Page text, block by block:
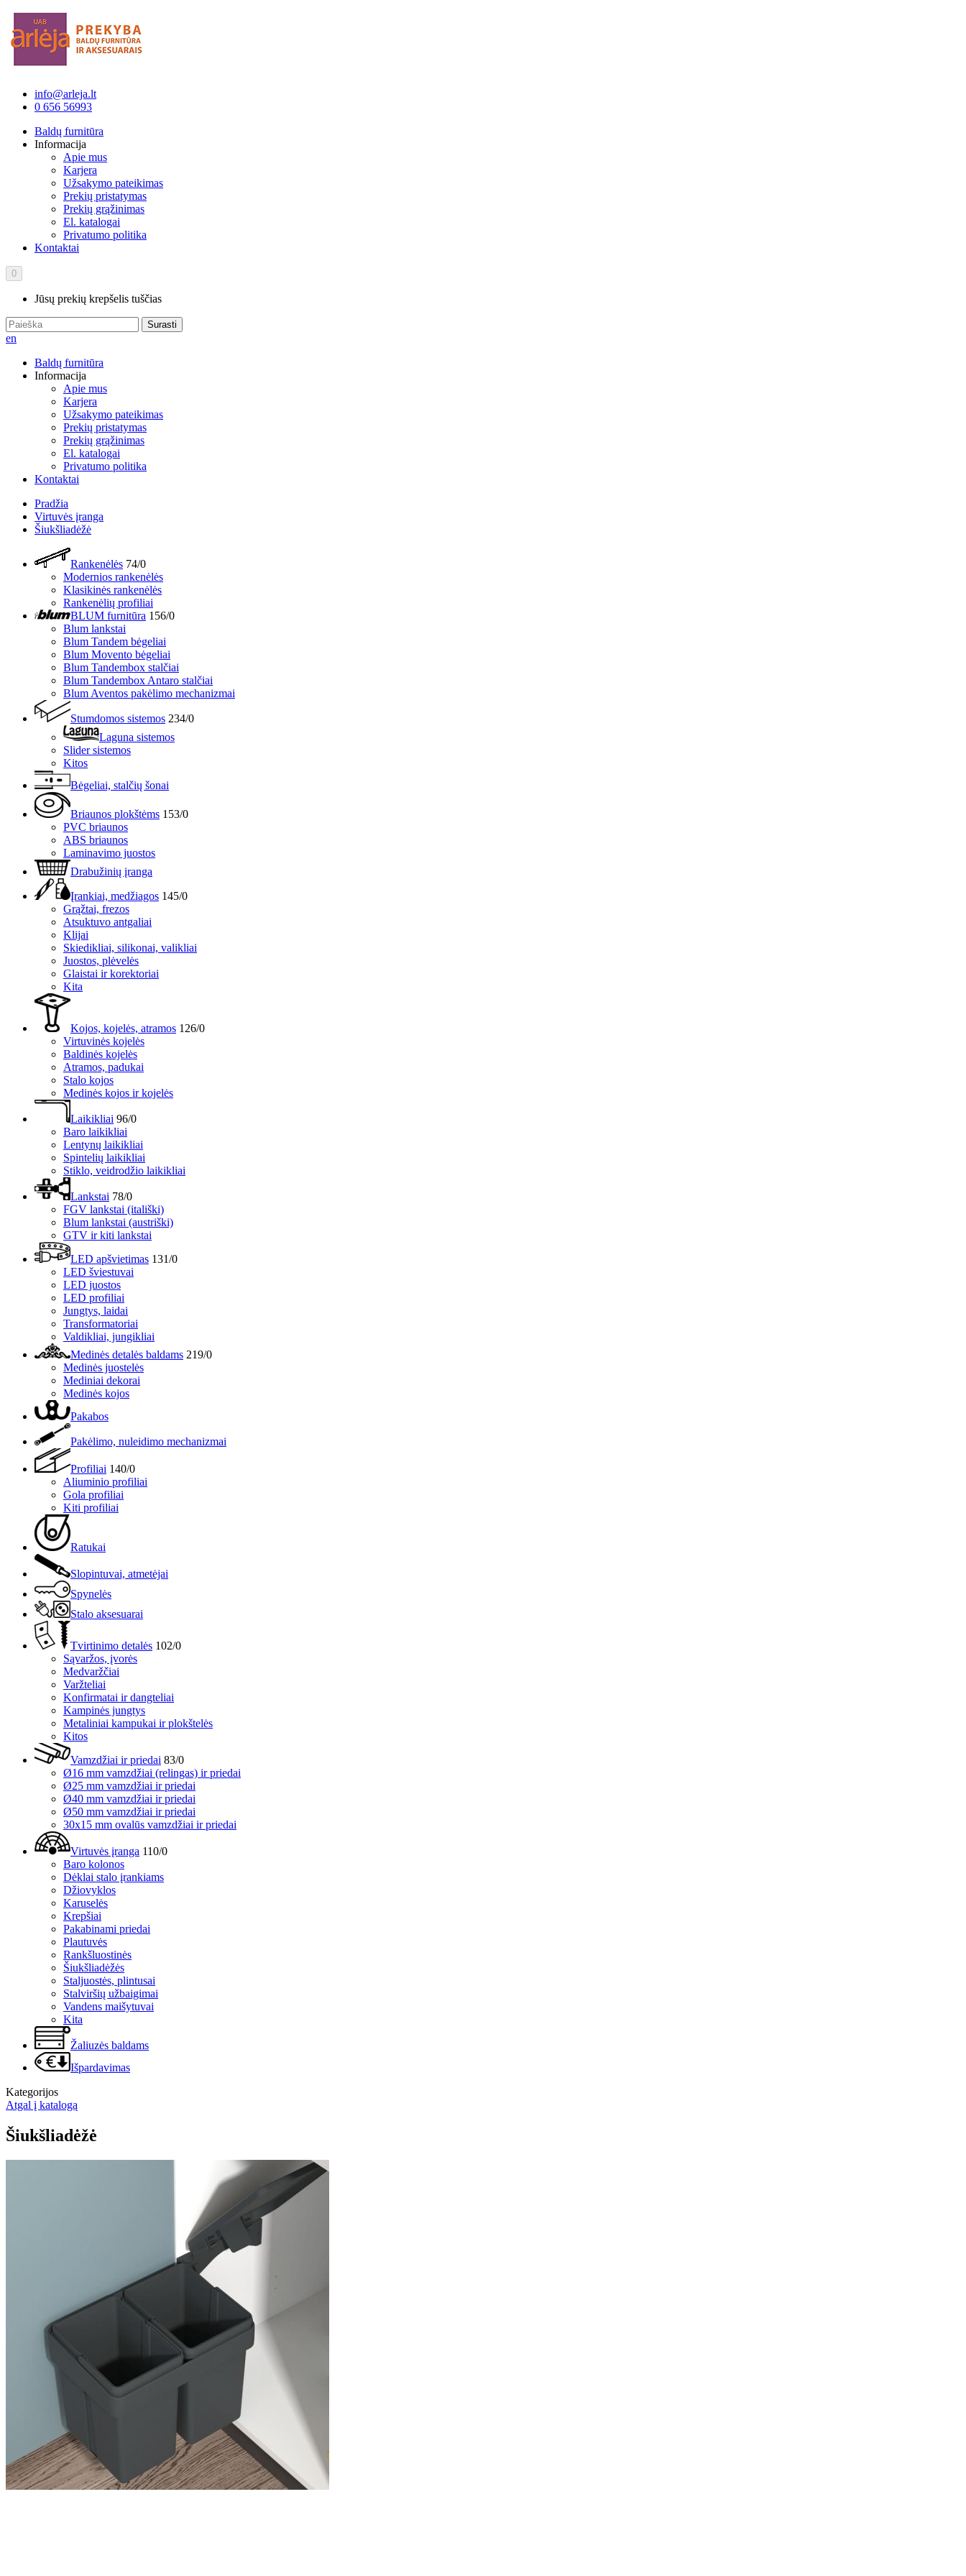
info@arleja.lt
0 656 56993
Baldų furnitūra
Informacija
Apie mus
Karjera
Užsakymo pateikimas
Prekių pristatymas
Prekių grąžinimas
El. katalogai
Privatumo politika
Kontaktai
0
Jūsų prekių krepšelis tuščias
Surasti
en
Baldų furnitūra
Informacija
Apie mus
Karjera
Užsakymo pateikimas
Prekių pristatymas
Prekių grąžinimas
El. katalogai
Privatumo politika
Kontaktai
Pradžia
Virtuvės įranga
Šiukšliadėžė
Rankenėlės 74/0
Modernios rankenėlės
Klasikinės rankenėlės
Rankenėlių profiliai
BLUM furnitūra 156/0
Blum lankstai
Blum Tandem bėgeliai
Blum Movento bėgeliai
Blum Tandembox stalčiai
Blum Tandembox Antaro stalčiai
Blum Aventos pakėlimo mechanizmai
Stumdomos sistemos 234/0
Laguna sistemos
Slider sistemos
Kitos
Bėgeliai, stalčių šonai
Briaunos plokštėms 153/0
PVC briaunos
ABS briaunos
Laminavimo juostos
Drabužinių įranga
Įrankiai, medžiagos 145/0
Grąžtai, frezos
Atsuktuvo antgaliai
Klijai
Skiedikliai, silikonai, valikliai
Juostos, plėvelės
Glaistai ir korektoriai
Kita
Kojos, kojelės, atramos 126/0
Virtuvinės kojelės
Baldinės kojelės
Atramos, padukai
Stalo kojos
Medinės kojos ir kojelės
Laikikliai 96/0
Baro laikikliai
Lentynų laikikliai
Spintelių laikikliai
Stiklo, veidrodžio laikikliai
Lankstai 78/0
FGV lankstai (itališki)
Blum lankstai (austriški)
GTV ir kiti lankstai
LED apšvietimas 131/0
LED šviestuvai
LED juostos
LED profiliai
Jungtys, laidai
Transformatoriai
Valdikliai, jungikliai
Medinės detalės baldams 219/0
Medinės juostelės
Mediniai dekorai
Medinės kojos
Pakabos
Pakėlimo, nuleidimo mechanizmai
Profiliai 140/0
Aliuminio profiliai
Gola profiliai
Kiti profiliai
Ratukai
Slopintuvai, atmetėjai
Spynelės
Stalo aksesuarai
Tvirtinimo detalės 102/0
Sąvaržos, įvorės
Medvaržčiai
Varžteliai
Konfirmatai ir dangteliai
Kampinės jungtys
Metaliniai kampukai ir plokštelės
Kitos
Vamzdžiai ir priedai 83/0
Ø16 mm vamzdžiai (relingas) ir priedai
Ø25 mm vamzdžiai ir priedai
Ø40 mm vamzdžiai ir priedai
Ø50 mm vamzdžiai ir priedai
30x15 mm ovalūs vamzdžiai ir priedai
Virtuvės įranga 110/0
Baro kolonos
Dėklai stalo įrankiams
Džiovyklos
Karuselės
Krepšiai
Pakabinami priedai
Plautuvės
Rankšluostinės
Šiukšliadėžės
Staljuostės, plintusai
Stalviršių užbaigimai
Vandens maišytuvai
Kita
Žaliuzės baldams
Išpardavimas
Kategorijos
Atgal į katalogą
Šiukšliadėžė